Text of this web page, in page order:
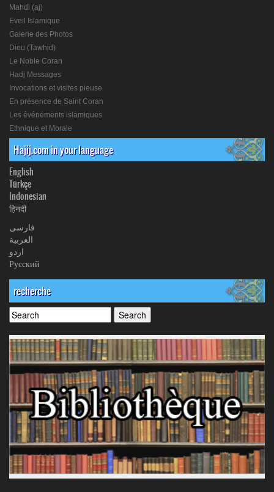
Mahdi (aj)
Eveil Islamique
Galerie des Photos
Dieu (Tawhid)
Le Noble Coran
Hadj Messages
Invocations et visites pieuse
En présence de Saint Coran
Les événements islamiques
Ethnique et Morale
Hajij.com in your language
English
Türkçe
Indonesian
हिनदी
فارسی
العربیة
اردو
Русский
recherche